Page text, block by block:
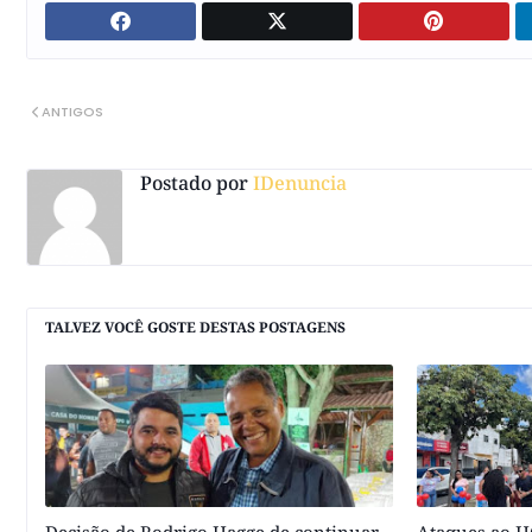
ANTIGOS
Postado porIDenuncia
TALVEZ VOCÊ GOSTE DESTAS POSTAGENS